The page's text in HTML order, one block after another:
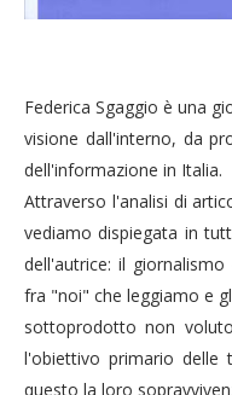
Federica Sgaggio è una
visione dall'interno, da
dell'informazione in Italia.
Attraverso l'analisi di
vediamo dispiegata in
dell'autrice: il
fra "noi" che leggiamo e
sottoprodotto non
l'obiettivo primario delle
questo la loro